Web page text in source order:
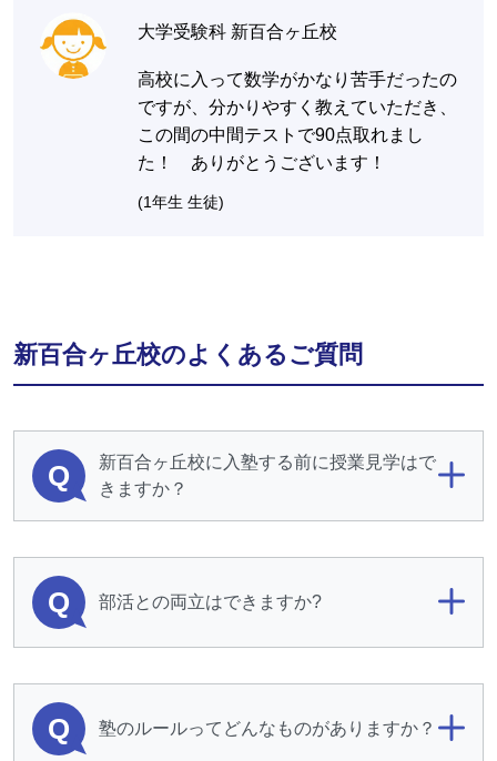
大学受験科 新百合ヶ丘校
高校に入って数学がかなり苦手だったの
ですが、分かりやすく教えていただき、
この間の中間テストで90点取れまし
た！ ありがとうございます！
(1年生 生徒)
新百合ヶ丘校のよくあるご質問
Q
新百合ヶ丘校に入塾する前に授業見学はで
きますか？
Q 部活との両立はできますか?
Q 塾のルールってどんなものがありますか？